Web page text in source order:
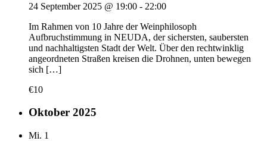
24 September 2025 @ 19:00 - 22:00
Im Rahmen von 10 Jahre der Weinphilosoph
Aufbruchstimmung in NEUDA, der sichersten, saubersten
und nachhaltigsten Stadt der Welt. Über den rechtwinklig
angeordneten Straßen kreisen die Drohnen, unten bewegen
sich […]
€10
Oktober 2025
Mi. 1